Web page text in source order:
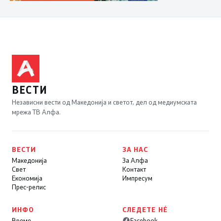
ВЕСТИ
Независни вести од Македонија и светот, дел од медиумската
мрежа ТВ Алфа.
ВЕСТИ
Македонија
Свет
Економија
Прес-релис
ЗА НАС
За Алфа
Контакт
Импресум
ИНФО
СЛЕДЕТЕ НÉ